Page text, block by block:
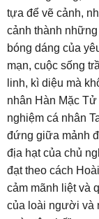
tựa để vẽ cảnh,
cảnh thành
bóng dáng của
mạn, cuộc sống
linh, kì diệu mà
nhân Hàn Mặc
nghiệm cá nhân
đứng giữa mảnh
địa hạt của chủ
đạt theo cách
cảm mãnh liệt và
của loài người và